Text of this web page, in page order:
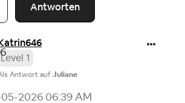
Antworten
Level 1
Antwort auf Juliane
05-2026 06:39 AM